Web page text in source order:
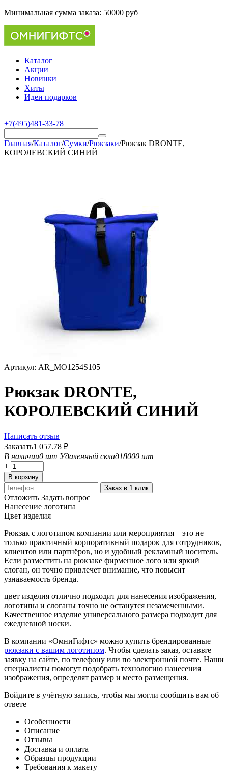
Минимальная сумма заказа: 50000 руб
Каталог
Акции
Новинки
Хиты
Идеи подарков
+7(495)481-33-78
Главная/Каталог/Сумки/Рюкзаки/Рюкзак DRONTE,
КОРОЛЕВСКИЙ СИНИЙ
Артикул: AR_MO1254S105
Рюкзак DRONTE,
КОРОЛЕВСКИЙ СИНИЙ
Написать отзыв
Заказать1 057.78 ₽
В наличии0 шт Удаленный склад18000 шт
+
−
В корзину
Заказ в 1 клик
Отложить Задать вопрос
Нанесение логотипа
Цвет изделия
Рюкзак с логотипом компании или мероприятия – это не
только практичный корпоративный подарок для сотрудников,
клиентов или партнёров, но и удобный рекламный носитель.
Если разместить на рюкзаке фирменное лого или яркий
слоган, он точно привлечет внимание, что повысит
узнаваемость бренда.
цвет изделия отлично подходит для нанесения изображения,
логотипы и слоганы точно не останутся незамеченными.
Качественное изделие универсального размера подходит для
ежедневной носки.
В компании «ОмниГифтс» можно купить брендированные
рюкзаки с вашим логотипом. Чтобы сделать заказ, оставьте
заявку на сайте, по телефону или по электронной почте. Наши
специалисты помогут подобрать технологию нанесения
изображения, определят размер и место размещения.
Войдите в учётную запись, чтобы мы могли сообщить вам об
ответе
Особенности
Описание
Отзывы
Доставка и оплата
Образцы продукции
Требования к макету